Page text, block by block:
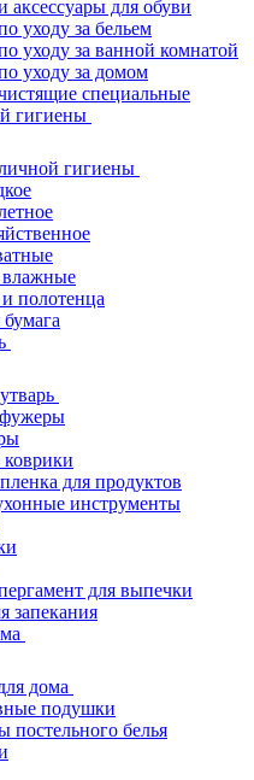
аксессуары для обуви
уходу за бельем
уходу за ванной комнатой
уходу за домом
специальные
гигиены
гигиены
полотенца
для продуктов
инструменты
для выпечки
запекания
дома
подушки
постельного белья